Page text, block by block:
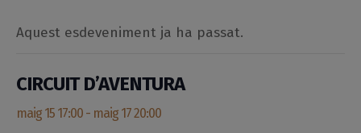
Aquest esdeveniment ja ha passat.
CIRCUIT D’AVENTURA
maig 15 17:00 - maig 17 20:00